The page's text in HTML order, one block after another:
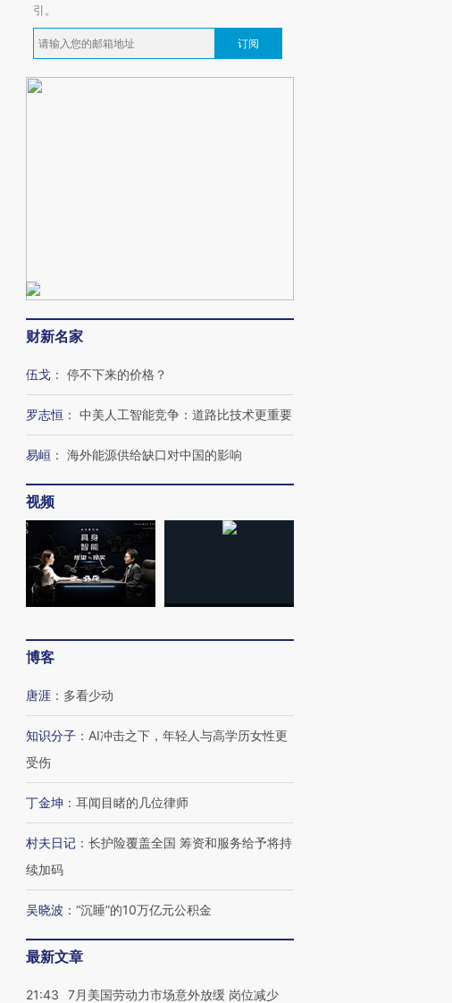
引。
订阅
财新名家
伍戈 ： 停不下来的价格？
罗志恒 ： 中美人工智能竞争：道路比技术更重要
易峘 ： 海外能源供给缺口对中国的影响
视频
博客
唐涯 ： 多看少动
知识分子 ： AI冲击之下，年轻人与高学历女性更
受伤
丁金坤 ： 耳闻目睹的几位律师
村夫日记 ： 长护险覆盖全国 筹资和服务给予将持
续加码
吴晓波 ： “沉睡”的10万亿元公积金
最新文章
21:43
7月美国劳动力市场意外放缓 岗位减少